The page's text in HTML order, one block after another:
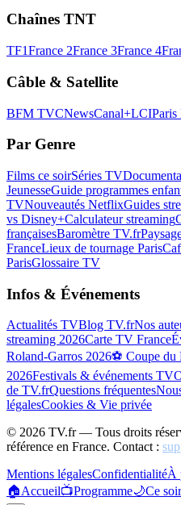
Chaînes TNT
TF1France 2France 3France 4
Câble & Satellite
BFM TVCNewsCanal+LCIParis
Par Genre
Films ce soirSéries TV
JeunesseGuide programmes
TVNouveautés NetflixGuides
vs Disney+Calculateur streaming
françaisesBaromètre TV.fr
FranceLieux de tournage Paris
ParisGlossaire TV
Infos & Événements
Actualités TVBlog TV.frNos
streaming 2026Carte TV France
Roland-Garros 2026⚽ Coupe du
2026Festivals & événements TV
de TV.frQuestions fréquentes
légalesCookies & Vie privée
© 2026 TV.fr — Tous droits
référence en France. Contact :
Mentions légalesConfidentialitéÀ
🏠Accueil📺Programme🌙Ce soir